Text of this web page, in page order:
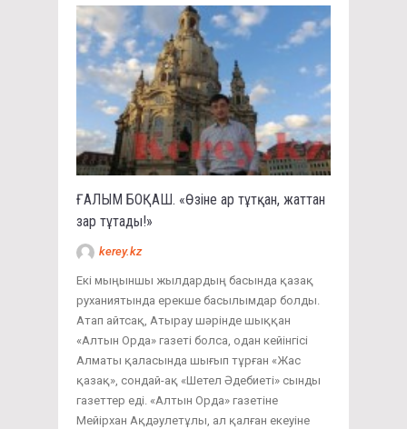
ҒАЛЫМ БОҚАШ. «Өзіне ар тұтқан, жаттан
зар тұтады!»
kerey.kz
Екі мыңыншы жылдардың басында қазақ
руханиятында ерекше басылымдар болды.
Атап айтсақ, Атырау шәрінде шыққан
«Алтын Орда» газеті болса, одан кейінгісі
Алматы қаласында шығып тұрған «Жас
қазақ», сондай-ақ «Шетел Әдебиеті» сынды
газеттер еді. «Алтын Орда» газетіне
Мейірхан Ақдәулетұлы, ал қалған екеуіне